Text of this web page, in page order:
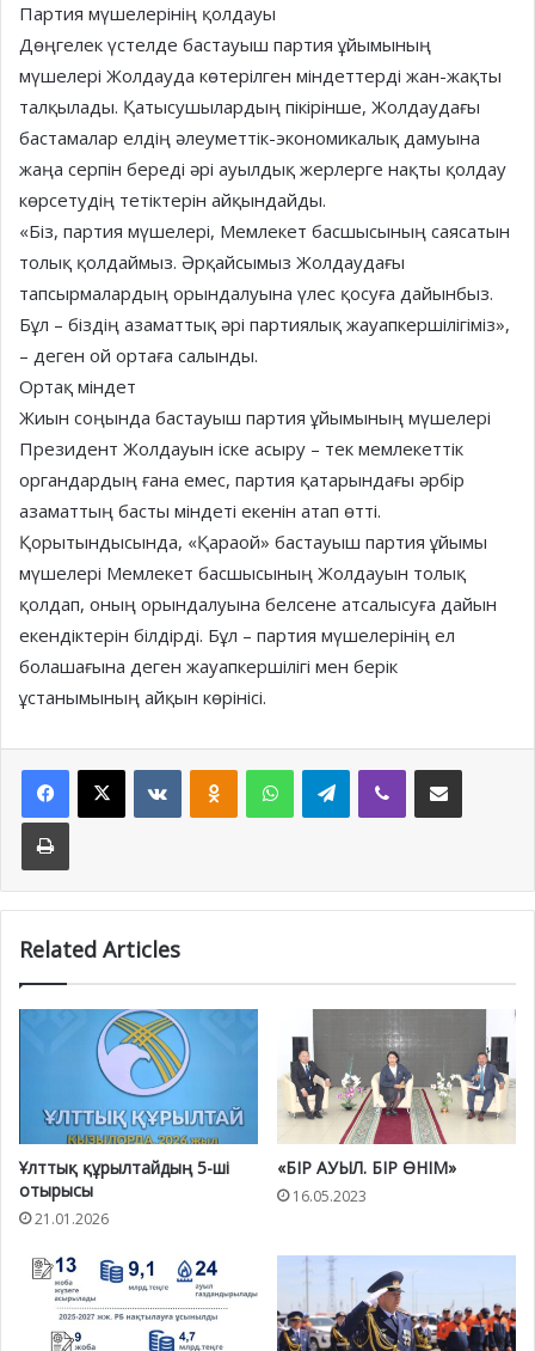
Партия мүшелерінің қолдауы
Дөңгелек үстелде бастауыш партия ұйымының
мүшелері Жолдауда көтерілген міндеттерді жан-жақты
талқылады. Қатысушылардың пікірінше, Жолдаудағы
бастамалар елдің әлеуметтік-экономикалық дамуына
жаңа серпін береді әрі ауылдық жерлерге нақты қолдау
көрсетудің тетіктерін айқындайды.
«Біз, партия мүшелері, Мемлекет басшысының саясатын
толық қолдаймыз. Әрқайсымыз Жолдаудағы
тапсырмалардың орындалуына үлес қосуға дайынбыз.
Бұл – біздің азаматтық әрі партиялық жауапкершілігіміз»,
– деген ой ортаға салынды.
Ортақ міндет
Жиын соңында бастауыш партия ұйымының мүшелері
Президент Жолдауын іске асыру – тек мемлекеттік
органдардың ғана емес, партия қатарындағы әрбір
азаматтың басты міндеті екенін атап өтті.
Қорытындысында, «Қараой» бастауыш партия ұйымы
мүшелері Мемлекет басшысының Жолдауын толық
қолдап, оның орындалуына белсене атсалысуға дайын
екендіктерін білдірді. Бұл – партия мүшелерінің ел
болашағына деген жауапкершілігі мен берік
ұстанымының айқын көрінісі.
Facebook
X VKontakteOdnoklassniki
WhatsAppTelegramViber Share via Email
Print
Related Articles
Ұлттық құрылтайдың 5-ші
отырысы
21.01.2026
«БІР АУЫЛ. БІР ӨНІМ»
16.05.2023